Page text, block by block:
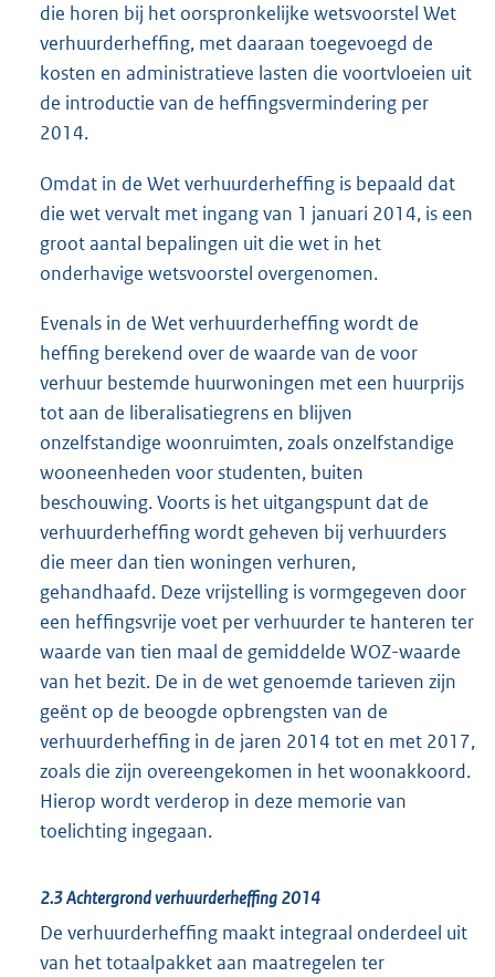
die horen bij het oorspronkelijke wetsvoorstel Wet
verhuurderheffing, met daaraan toegevoegd de
kosten en administratieve lasten die voortvloeien uit
de introductie van de heffingsvermindering per
2014.
Omdat in de Wet verhuurderheffing is bepaald dat
die wet vervalt met ingang van 1 januari 2014, is een
groot aantal bepalingen uit die wet in het
onderhavige wetsvoorstel overgenomen.
Evenals in de Wet verhuurderheffing wordt de
heffing berekend over de waarde van de voor
verhuur bestemde huurwoningen met een huurprijs
tot aan de liberalisatiegrens en blijven
onzelfstandige woonruimten, zoals onzelfstandige
wooneenheden voor studenten, buiten
beschouwing. Voorts is het uitgangspunt dat de
verhuurderheffing wordt geheven bij verhuurders
die meer dan tien woningen verhuren,
gehandhaafd. Deze vrijstelling is vormgegeven door
een heffingsvrije voet per verhuurder te hanteren ter
waarde van tien maal de gemiddelde WOZ-waarde
van het bezit. De in de wet genoemde tarieven zijn
geënt op de beoogde opbrengsten van de
verhuurderheffing in de jaren 2014 tot en met 2017,
zoals die zijn overeengekomen in het woonakkoord.
Hierop wordt verderop in deze memorie van
toelichting ingegaan.
2.3 Achtergrond verhuurderheffing 2014
De verhuurderheffing maakt integraal onderdeel uit
van het totaalpakket aan maatregelen ter